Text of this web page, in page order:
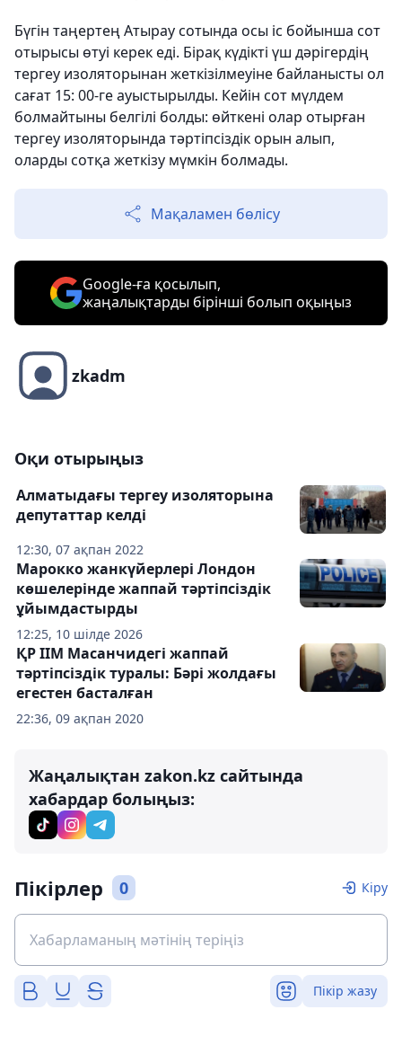
Бүгін таңертең Атырау сотында осы іс бойынша сот
отырысы өтуі керек еді. Бірақ күдікті үш дәрігердің
тергеу изоляторынан жеткізілмеуіне байланысты ол
сағат 15: 00-ге ауыстырылды. Кейін сот мүлдем
болмайтыны белгілі болды: өйткені олар отырған
тергеу изоляторында тәртіпсіздік орын алып,
оларды сотқа жеткізу мүмкін болмады.
Мақаламен бөлісу
Google-ға қосылып,
жаңалықтарды бірінші болып оқыңыз
zkadm
Оқи отырыңыз
12:30, 07 ақпан 2022
Алматыдағы тергеу изоляторына
депутаттар келді
12:25, 10 шілде 2026
Марокко жанкүйерлері Лондон
көшелерінде жаппай тәртіпсіздік
ұйымдастырды
22:36, 09 ақпан 2020
ҚР ІІМ Масанчидегі жаппай
тәртіпсіздік туралы: Бәрі жолдағы
егестен басталған
Жаңалықтан zakon.kz сайтында
хабардар болыңыз:
Пікірлер 0 Кіру
Пікір жазу